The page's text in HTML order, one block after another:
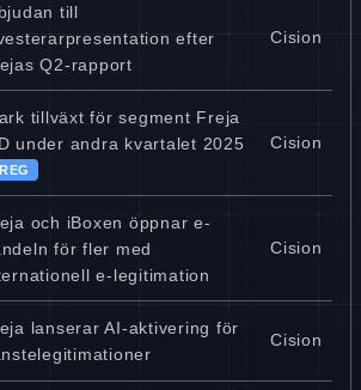
till
efter
Q2-rapport
Cision
tillväxt för segment Freja
under andra kvartalet 2025
REG
Cision
och iBoxen öppnar e-
för fler med
e-legitimation
Cision
lanserar AI-aktivering för
Cision